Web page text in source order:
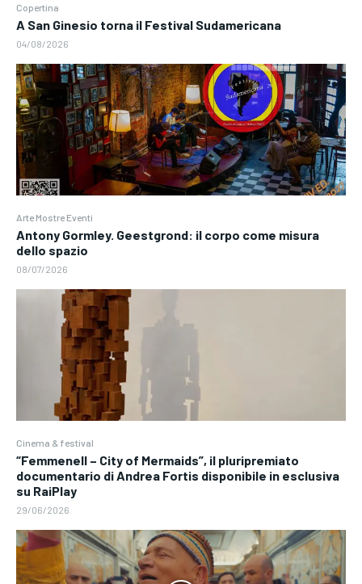
Copertina
A San Ginesio torna il Festival Sudamericana
04/08/2026
Arte Mostre Eventi
Antony Gormley. Geestgrond: il corpo come misura
dello spazio
08/07/2026
Cinema & festival
“Femmenell – City of Mermaids”, il pluripremiato
documentario di Andrea Fortis disponibile in esclusiva
su RaiPlay
29/06/2026